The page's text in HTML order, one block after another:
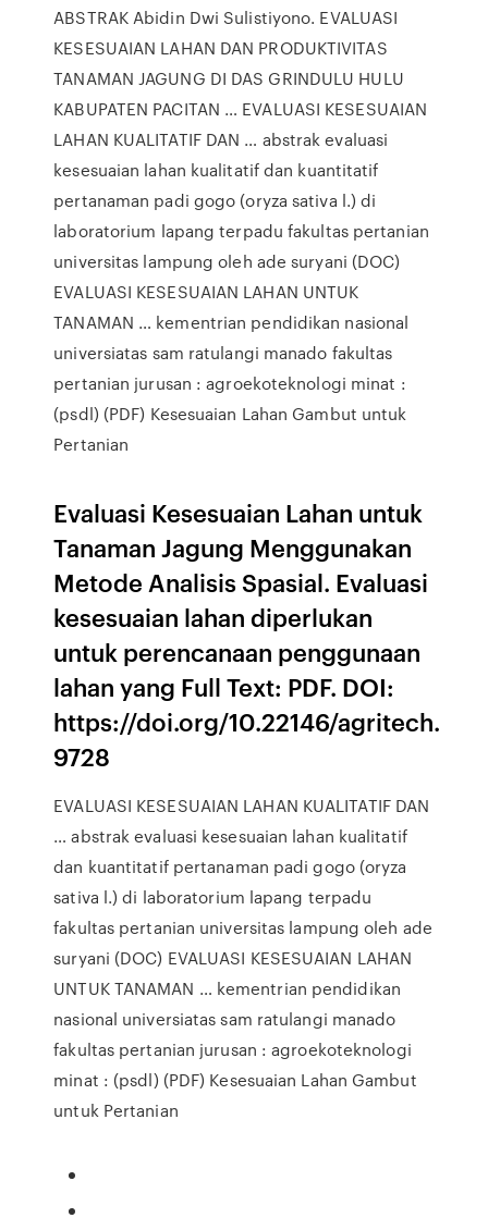
ABSTRAK Abidin Dwi Sulistiyono. EVALUASI
KESESUAIAN LAHAN DAN PRODUKTIVITAS
TANAMAN JAGUNG DI DAS GRINDULU HULU
KABUPATEN PACITAN … EVALUASI KESESUAIAN
LAHAN KUALITATIF DAN … abstrak evaluasi
kesesuaian lahan kualitatif dan kuantitatif
pertanaman padi gogo (oryza sativa l.) di
laboratorium lapang terpadu fakultas pertanian
universitas lampung oleh ade suryani (DOC)
EVALUASI KESESUAIAN LAHAN UNTUK
TANAMAN … kementrian pendidikan nasional
universiatas sam ratulangi manado fakultas
pertanian jurusan : agroekoteknologi minat :
(psdl) (PDF) Kesesuaian Lahan Gambut untuk
Pertanian
Evaluasi Kesesuaian Lahan untuk
Tanaman Jagung Menggunakan
Metode Analisis Spasial. Evaluasi
kesesuaian lahan diperlukan
untuk perencanaan penggunaan
lahan yang Full Text: PDF. DOI:
https://doi.org/10.22146/agritech.
9728
EVALUASI KESESUAIAN LAHAN KUALITATIF DAN
… abstrak evaluasi kesesuaian lahan kualitatif
dan kuantitatif pertanaman padi gogo (oryza
sativa l.) di laboratorium lapang terpadu
fakultas pertanian universitas lampung oleh ade
suryani (DOC) EVALUASI KESESUAIAN LAHAN
UNTUK TANAMAN … kementrian pendidikan
nasional universiatas sam ratulangi manado
fakultas pertanian jurusan : agroekoteknologi
minat : (psdl) (PDF) Kesesuaian Lahan Gambut
untuk Pertanian